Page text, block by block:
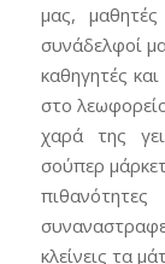
μας,
συνάδελφοί
καθηγητές
στο
χαρά της
σούπερ
κλείνεις τα